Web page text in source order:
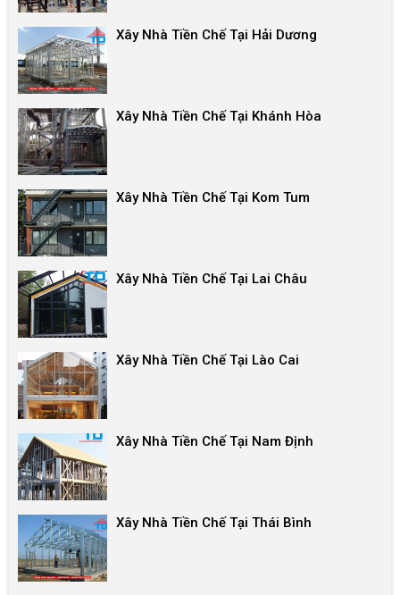
Xây Nhà Tiền Chế Tại Hải Dương
Xây Nhà Tiền Chế Tại Khánh Hòa
Xây Nhà Tiền Chế Tại Kom Tum
Xây Nhà Tiền Chế Tại Lai Châu
Xây Nhà Tiền Chế Tại Lào Cai
Xây Nhà Tiền Chế Tại Nam Định
Xây Nhà Tiền Chế Tại Thái Bình